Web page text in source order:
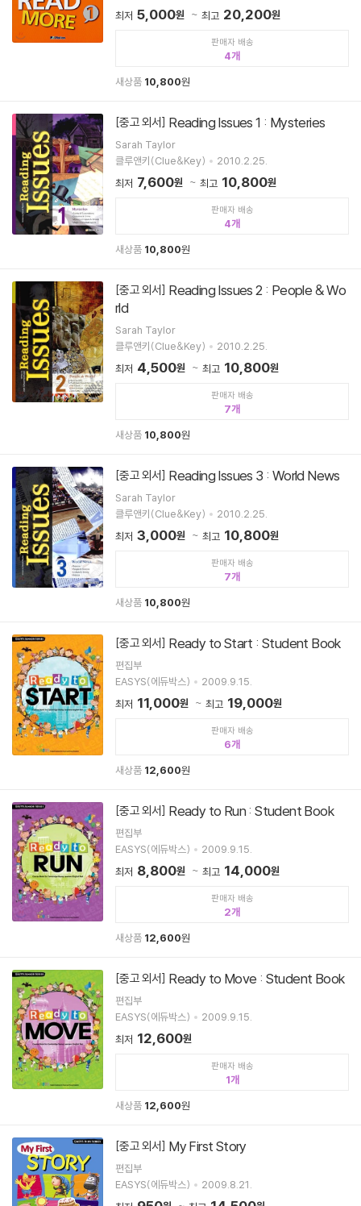
최저 5,000원 최고 20,200원
판매자 배송
4
새상품 10,800원
[중고 외서] Reading Issues 1 : Mysteries
Sarah Taylor
클루앤키(Clue&Key)
2010.2.25.
최저 7,600원 최고 10,800원
판매자 배송
4
새상품 10,800원
[중고 외서]
rld
Sarah Taylor
클루앤키(Clue&Key)
2010.2.25.
최저 4,500원 최고 10,800원
판매자 배송
7
새상품 10,800원
[중고 외서] Reading Issues 3 : World News
Sarah Taylor
클루앤키(Clue&Key)
2010.2.25.
최저 3,000원 최고 10,800원
판매자 배송
7
새상품 10,800원
[중고 외서] Ready to Start : Student Book
편집부
EASYS(에듀박스)
2009.9.15.
최저 11,000원 최고 19,000원
판매자 배송
6
새상품 12,600원
[중고 외서] Ready to Run : Student Book
편집부
EASYS(에듀박스)
2009.9.15.
최저 8,800원 최고 14,000원
판매자 배송
2
새상품 12,600원
[중고 외서] Ready to Move : Student Book
편집부
EASYS(에듀박스)
2009.9.15.
최저 12,600원
판매자 배송
1
새상품 12,600원
[중고 외서] My First Story
편집부
EASYS(에듀박스)
2009.8.21.